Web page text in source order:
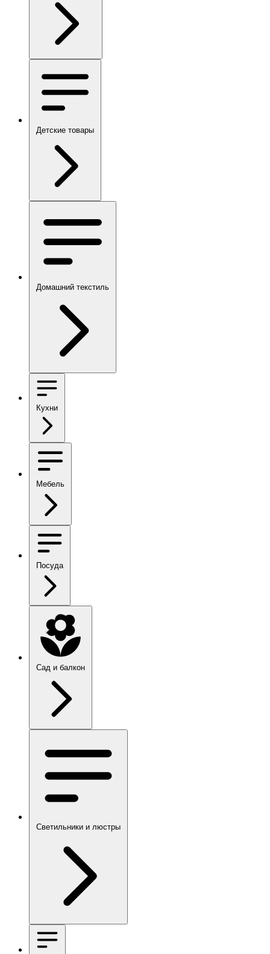
Детские товары
Домашний текстиль
Кухни
Мебель
Посуда
Сад и балкон
Светильники и люстры